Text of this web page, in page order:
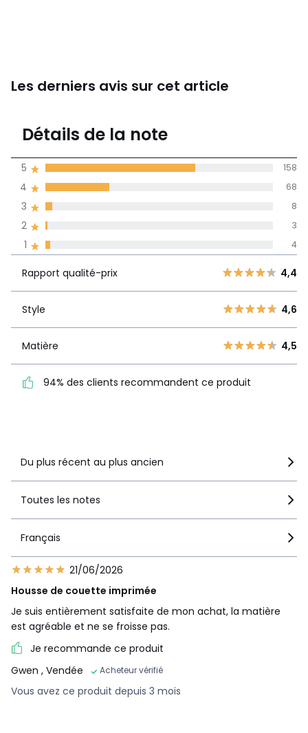
Les derniers avis sur cet article
4,5
de moyenne
obtenue sur
1
3
4,4
4,6
4,5
recommandent ce produit
Détails de la note
1 4
2 3
3 8
4 68
5 158
Rapport qualité-prix 4,4
Style 4,6
Matière 4,5
94% des clients recommandent ce produit
Du plus récent au plus ancien
Toutes les notes
Français
21/06/2026
Housse de couette imprimée
Je suis entièrement satisfaite de mon achat, la matière
est agréable et ne se froisse pas.
Je recommande ce produit
Gwen , Vendée Acheteur vérifié
Vous avez ce produit depuis 3 mois